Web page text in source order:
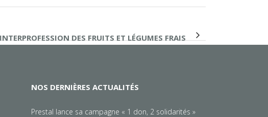
DES FRUITS ET LÉGUMES FRAIS
NOS DERNIÈRES ACTUALITÉS
Prestal lance sa campagne « 1 don, 2 solidarités »